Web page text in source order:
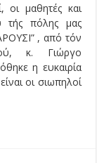
μαθητές και
τής πόλης μας
, από τόν
κ. Γιώργο
η ευκαιρία
οι σιωπηλοί